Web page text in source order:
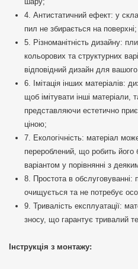
4. Антистатичний ефект: у
пил не збирається на поверхні;
5. Різноманітність дизайну:
кольорових та структурних
відповідний дизайн для вашого
6. Імітація інших матеріалів:
щоб імітувати інші матеріали,
представляючи естетично
ціною;
7. Екологічність: матеріал
перероблений, що робить його
варіантом у порівнянні з
8. Простота в обслуговуванні:
очищується та не потребує
9. Тривалість експлуатації:
зносу, що гарантує тривалий
Інструкція з монтажу: